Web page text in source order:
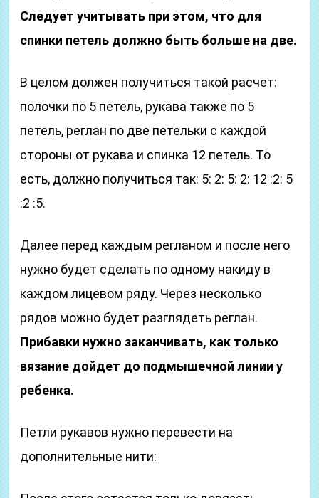
Следует учитывать при этом, что для
спинки петель должно быть больше на две.
В целом должен получиться такой расчет:
полочки по 5 петель, рукава также по 5
петель, реглан по две петельки с каждой
стороны от рукава и спинка 12 петель. То
есть, должно получиться так: 5: 2: 5: 2: 12 :2: 5
:2 :5.
Далее перед каждым регланом и после него
нужно будет сделать по одному накиду в
каждом лицевом ряду. Через несколько
рядов можно будет разглядеть реглан.
Прибавки нужно заканчивать, как только
вязание дойдет до подмышечной линии у
ребенка.
Петли рукавов нужно перевести на
дополнительные нити: